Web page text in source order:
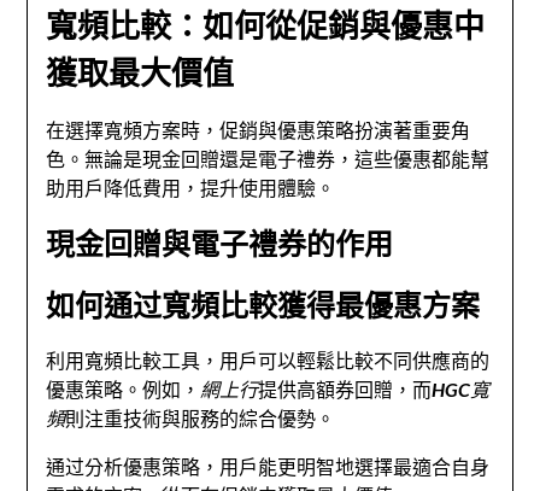
寬頻比較：如何從促銷與優惠中
獲取最大價值
在選擇寬頻方案時，促銷與優惠策略扮演著重要角
色。無論是現金回贈還是電子禮券，這些優惠都能幫
助用戶降低費用，提升使用體驗。
現金回贈與電子禮券的作用
如何通过寬頻比較獲得最優惠方案
利用寬頻比較工具，用戶可以輕鬆比較不同供應商的
優惠策略。例如， 網上行提供高額券回贈，而HGC寬
頻則注重技術與服務的綜合優勢。
通过分析優惠策略，用戶能更明智地選擇最適合自身